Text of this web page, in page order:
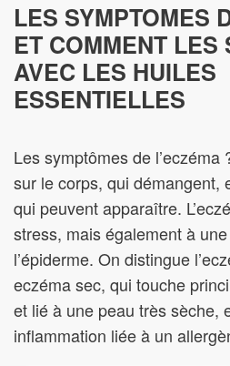
LES SYMPTOMES
ET COMMENT LES
AVEC LES HUILES
ESSENTIELLES
Les symptômes de
sur le corps, qui démangent,
qui peuvent apparaître.
stress, mais également à
l’épiderme. On distingue
eczéma sec, qui touche
et lié à une peau très sèche,
inflammation liée à un